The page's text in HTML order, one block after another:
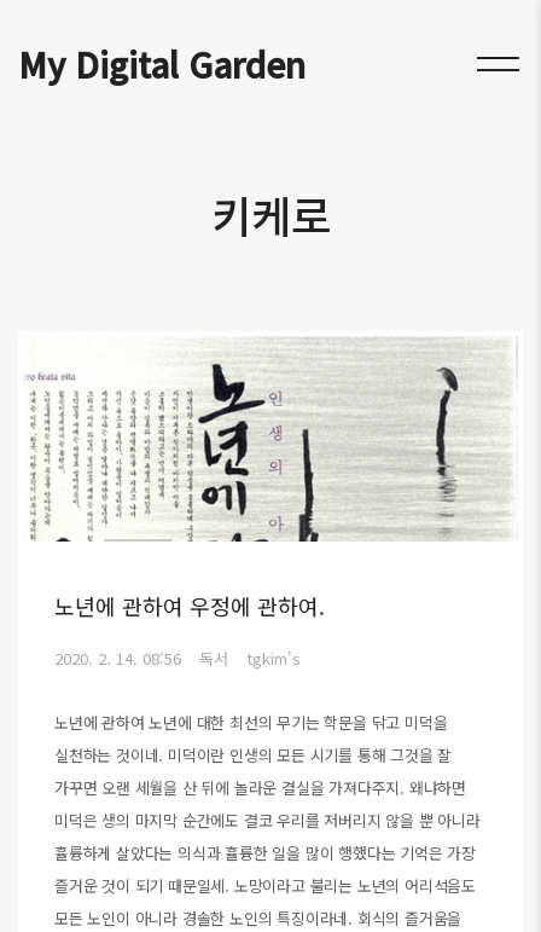
My Digital Garden
키케로
노년에 관하여 우정에 관하여.
2020. 2. 14. 08:56 독서 tgkim's
노년에 관하여 노년에 대한 최선의 무기는 학문을 닦고 미덕을
실천하는 것이네. 미덕이란 인생의 모든 시기를 통해 그것을 잘
가꾸면 오랜 세월을 산 뒤에 놀라운 결실을 가져다주지. 왜냐하면
미덕은 생의 마지막 순간에도 결코 우리를 저버리지 않을 뿐 아니라
휼륭하게 살았다는 의식과 휼륭한 일을 많이 행했다는 기억은 가장
즐거운 것이 되기 때문일세. 노망이라고 불리는 노년의 어리석음도
모든 노인이 아니라 경솔한 노인의 특징이라네. 회식의 즐거움을